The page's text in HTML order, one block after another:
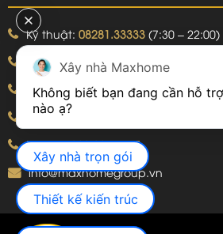
Kỹ thuật: 08281.33333 (7:30 – 22:00)
Khiếu nại: 09240.99999 (7:30 – 22:00)
Bảo hành:09240.99999(8:00 – 21:00)
Hotline: 092.774.8888
Hotline: 092.924.5555
info@maxhomegroup.vn
Xây nhà Maxhome
Không biết bạn đang cần hỗ
Xây nhà trọn gói
Thiết kế kiến trúc